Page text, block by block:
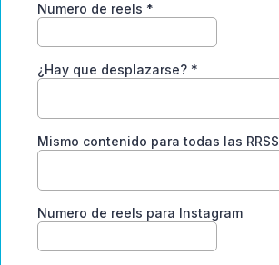
Numero de reels *
¿Hay que desplazarse? *
Mismo contenido para todas las RRSS
Numero de reels para Instagram